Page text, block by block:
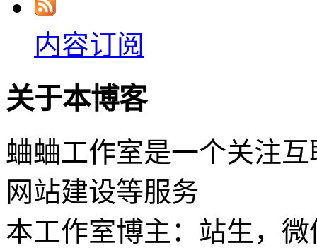
内容订阅
关于本博客
蛐蛐工作室是一个关注
网站建设等服务
本工作室博主：站生，微